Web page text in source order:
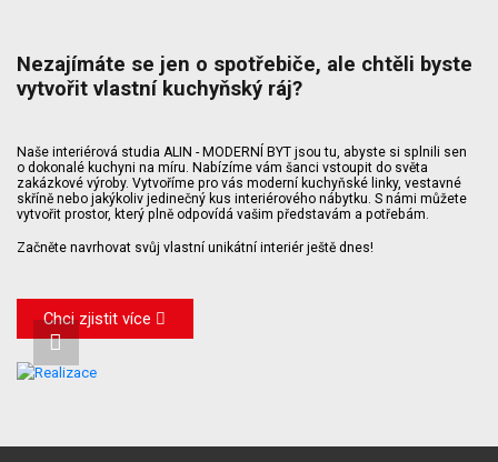
Nezajímáte se jen o spotřebiče, ale chtěli byste
vytvořit vlastní kuchyňský ráj?
Naše interiérová studia ALIN - MODERNÍ BYT jsou tu, abyste si splnili sen
o dokonalé kuchyni na míru. Nabízíme vám šanci vstoupit do světa
zakázkové výroby. Vytvoříme pro vás moderní kuchyňské linky, vestavné
skříně nebo jakýkoliv jedinečný kus interiérového nábytku. S námi můžete
vytvořit prostor, který plně odpovídá vašim představám a potřebám.
Začněte navrhovat svůj vlastní unikátní interiér ještě dnes!
Chci zjistit více